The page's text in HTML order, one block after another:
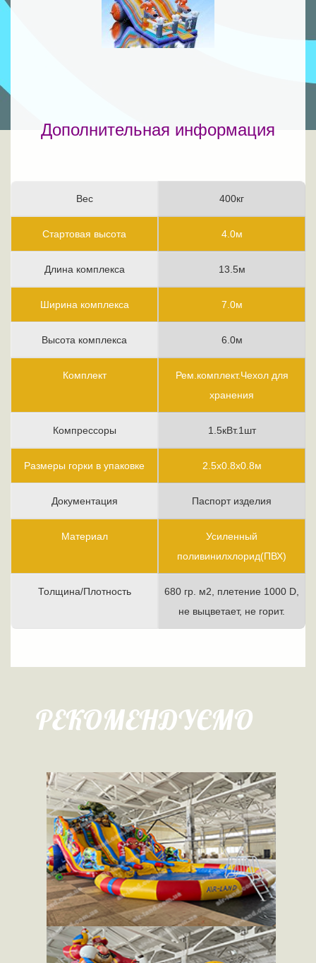
Дополнительная информация
Вес
Стартовая высота
Длина комплекса
Ширина комплекса
Высота комплекса
Комплект
Компрессоры
Размеры горки в упаковке
Документация
Материал
Толщина/Плотность
400кг
4.0м
13.5м
7.0м
6.0м
Рем.комплект.Чехол для
хранения
1.5кВт.1шт
2.5х0.8х0.8м
Паспорт изделия
Усиленный
поливинилхлорид(ПВХ)
680 гр. м2, плетение 1000 D,
не выцветает, не горит.
РЕКОМЕНДУЄМО